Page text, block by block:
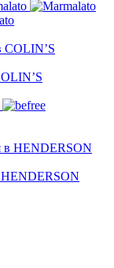
HENDERSON